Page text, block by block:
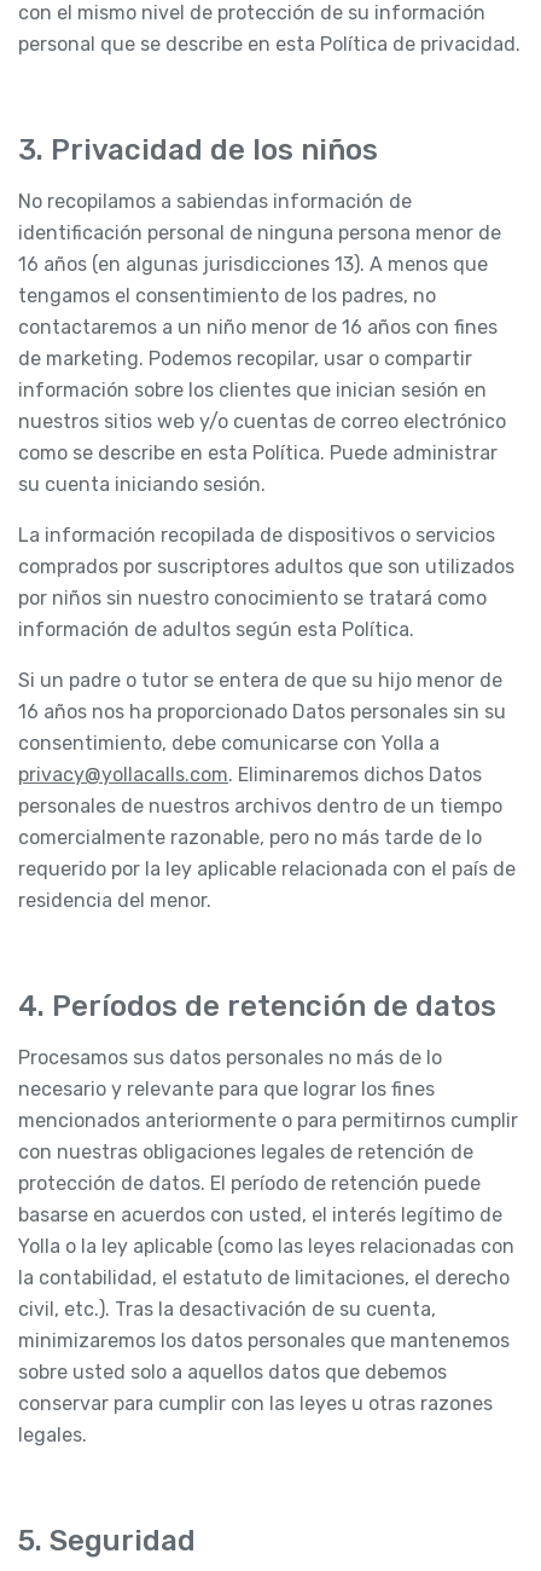
con el mismo nivel de protección de su información
personal que se describe en esta Política de privacidad.
3. Privacidad de los niños
No recopilamos a sabiendas información de
identificación personal de ninguna persona menor de
16 años (en algunas jurisdicciones 13). A menos que
tengamos el consentimiento de los padres, no
contactaremos a un niño menor de 16 años con fines
de marketing. Podemos recopilar, usar o compartir
información sobre los clientes que inician sesión en
nuestros sitios web y/o cuentas de correo electrónico
como se describe en esta Política. Puede administrar
su cuenta iniciando sesión.
La información recopilada de dispositivos o servicios
comprados por suscriptores adultos que son utilizados
por niños sin nuestro conocimiento se tratará como
información de adultos según esta Política.
Si un padre o tutor se entera de que su hijo menor de
16 años nos ha proporcionado Datos personales sin su
consentimiento, debe comunicarse con Yolla a
privacy@yollacalls.com. Eliminaremos dichos Datos
personales de nuestros archivos dentro de un tiempo
comercialmente razonable, pero no más tarde de lo
requerido por la ley aplicable relacionada con el país de
residencia del menor.
4. Períodos de retención de datos
Procesamos sus datos personales no más de lo
necesario y relevante para que lograr los fines
mencionados anteriormente o para permitirnos cumplir
con nuestras obligaciones legales de retención de
protección de datos. El período de retención puede
basarse en acuerdos con usted, el interés legítimo de
Yolla o la ley aplicable (como las leyes relacionadas con
la contabilidad, el estatuto de limitaciones, el derecho
civil, etc.). Tras la desactivación de su cuenta,
minimizaremos los datos personales que mantenemos
sobre usted solo a aquellos datos que debemos
conservar para cumplir con las leyes u otras razones
legales.
5. Seguridad